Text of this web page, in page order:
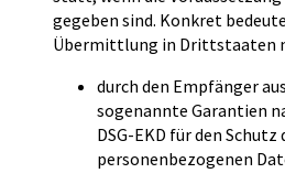
gegeben sind. Konkret
Übermittlung in Drittstaaten
durch den Empfänger
sogenannte Garantien
DSG-EKD für den Schutz
personenbezogenen